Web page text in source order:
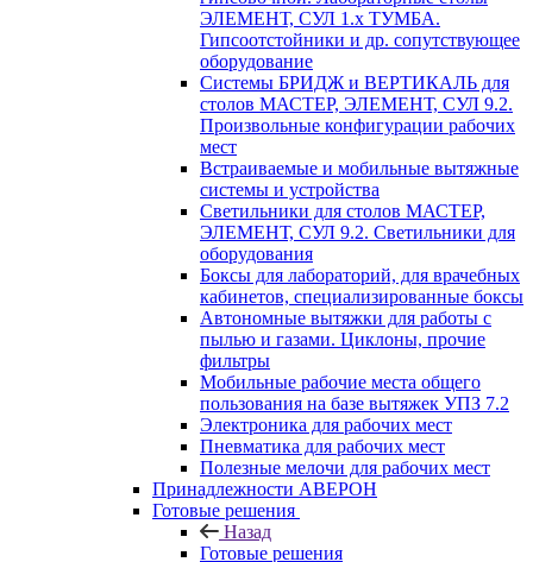
ЭЛЕМЕНТ, СУЛ 1.х ТУМБА.
Гипсоотстойники и др. сопутствующее
оборудование
Системы БРИДЖ и ВЕРТИКАЛЬ для
столов МАСТЕР, ЭЛЕМЕНТ, СУЛ 9.2.
Произвольные конфигурации рабочих
мест
Встраиваемые и мобильные вытяжные
системы и устройства
Светильники для столов МАСТЕР,
ЭЛЕМЕНТ, СУЛ 9.2. Светильники для
оборудования
Боксы для лабораторий, для врачебных
кабинетов, специализированные боксы
Автономные вытяжки для работы с
пылью и газами. Циклоны, прочие
фильтры
Мобильные рабочие места общего
пользования на базе вытяжек УПЗ 7.2
Электроника для рабочих мест
Пневматика для рабочих мест
Полезные мелочи для рабочих мест
Принадлежности АВЕРОН
Готовые решения
Назад
Готовые решения